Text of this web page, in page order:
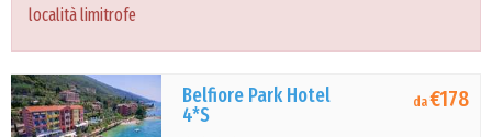
località limitrofe
Belfiore Park Hotel
4*S
da€178